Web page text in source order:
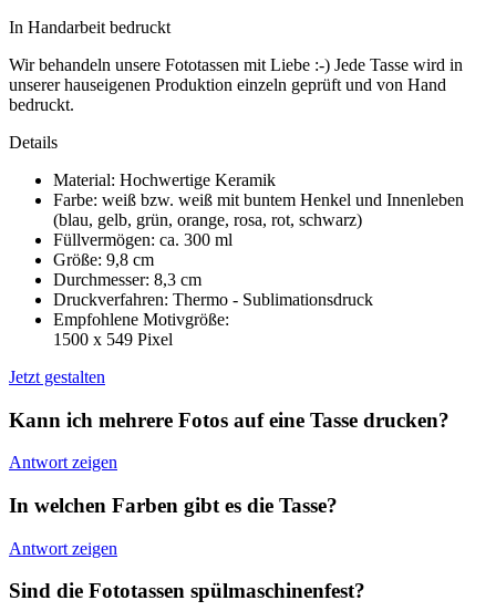
In Handarbeit bedruckt
Wir behandeln unsere Fototassen mit Liebe :-) Jede Tasse wird in
unserer hauseigenen Produktion einzeln geprüft und von Hand
bedruckt.
Details
Material: Hochwertige Keramik
Farbe: weiß bzw. weiß mit buntem Henkel und Innenleben
(blau, gelb, grün, orange, rosa, rot, schwarz)
Füllvermögen: ca. 300 ml
Größe: 9,8 cm
Durchmesser: 8,3 cm
Druckverfahren: Thermo - Sublimationsdruck
Empfohlene Motivgröße:
1500 x 549 Pixel
Jetzt gestalten
Kann ich mehrere Fotos auf eine Tasse drucken?
Antwort zeigen
In welchen Farben gibt es die Tasse?
Antwort zeigen
Sind die Fototassen spülmaschinenfest?